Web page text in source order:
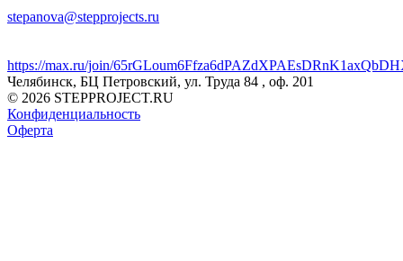
stepanova@stepprojects.ru
https://max.ru/join/
Челябинск, БЦ Петровский, ул. Труда 84 , оф. 201
© 2026 STEPPROJECT.RU
Конфиденциальность
Оферта